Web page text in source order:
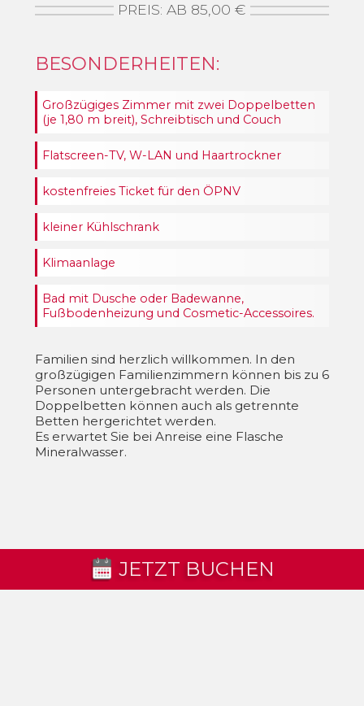
PREIS: AB 85,00 €
BESONDERHEITEN:
Großzügiges Zimmer mit zwei Doppelbetten
(je 1,80 m breit), Schreibtisch und Couch
Flatscreen-TV, W-LAN und Haartrockner
kostenfreies Ticket für den ÖPNV
kleiner Kühlschrank
Klimaanlage
Bad mit Dusche oder Badewanne,
Fußbodenheizung und Cosmetic-Accessoires.
Familien sind herzlich willkommen. In den
großzügigen Familienzimmern können bis zu 6
Personen untergebracht werden. Die
Doppelbetten können auch als getrennte
Betten hergerichtet werden.
Es erwartet Sie bei Anreise eine Flasche
Mineralwasser.
JETZT BUCHEN